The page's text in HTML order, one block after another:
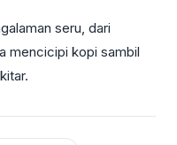
seru, dari
mencicipi kopi sambil